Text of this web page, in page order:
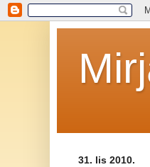
31. lis 2010.